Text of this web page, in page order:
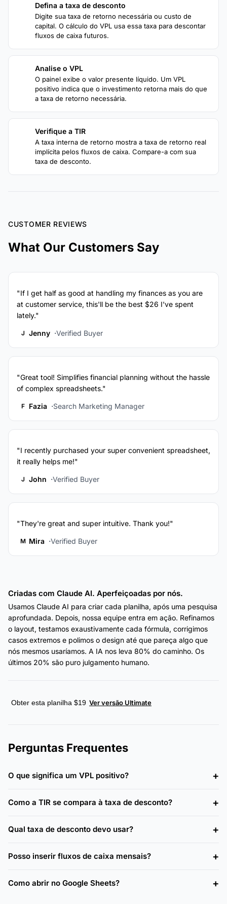
Defina a taxa de desconto
Digite sua taxa de retorno necessária ou custo de
capital. O cálculo do VPL usa essa taxa para descontar
fluxos de caixa futuros.
Analise o VPL
O painel exibe o valor presente líquido. Um VPL
positivo indica que o investimento retorna mais do que
a taxa de retorno necessária.
Verifique a TIR
A taxa interna de retorno mostra a taxa de retorno real
implícita pelos fluxos de caixa. Compare-a com sua
taxa de desconto.
CUSTOMER REVIEWS
What Our Customers Say
"If I get half as good at handling my finances as you are
at customer service, this'll be the best $26 I've spent
lately."
J Jenny Verified Buyer
"Great tool! Simplifies financial planning without the hassle
of complex spreadsheets."
F Fazia Search Marketing Manager
"I recently purchased your super convenient spreadsheet,
it really helps me!"
J John Verified Buyer
"They're great and super intuitive. Thank you!"
M Mira Verified Buyer
Criadas com Claude AI. Aperfeiçoadas por nós.
Usamos Claude AI para criar cada planilha, após uma pesquisa
aprofundada. Depois, nossa equipe entra em ação. Refinamos
o layout, testamos exaustivamente cada fórmula, corrigimos
casos extremos e polimos o design até que pareça algo que
nós mesmos usaríamos. A IA nos leva 80% do caminho. Os
últimos 20% são puro julgamento humano.
Obter esta planilha $19 Ver versão Ultimate
Perguntas Frequentes
O que significa um VPL positivo?
Como a TIR se compara à taxa de desconto?
Qual taxa de desconto devo usar?
Posso inserir fluxos de caixa mensais?
Como abrir no Google Sheets?